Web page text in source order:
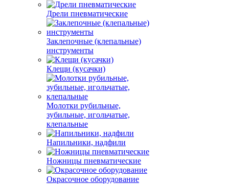
Дрели пневматические
Заклепочные (клепальные)
инструменты
Клещи (кусачки)
Молотки рубильные,
зубильные, игольчатые,
клепальные
Напильники, надфили
Ножницы пневматические
Окрасочное оборудование